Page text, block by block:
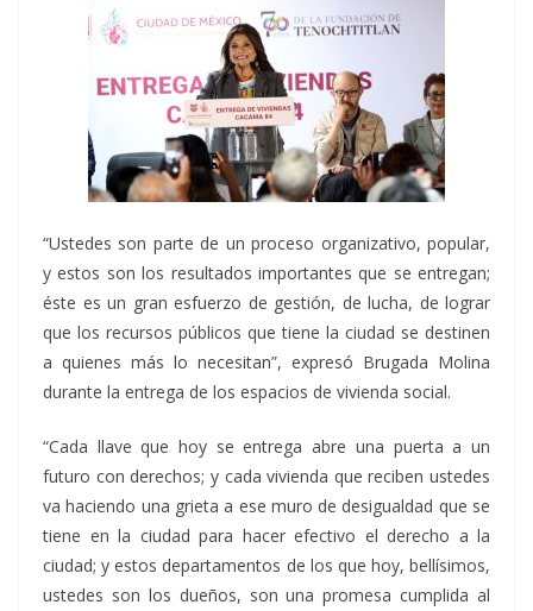
“Ustedes son parte de un proceso organizativo, popular,
y estos son los resultados importantes que se entregan;
éste es un gran esfuerzo de gestión, de lucha, de lograr
que los recursos públicos que tiene la ciudad se destinen
a quienes más lo necesitan”, expresó Brugada Molina
durante la entrega de los espacios de vivienda social.
“Cada llave que hoy se entrega abre una puerta a un
futuro con derechos; y cada vivienda que reciben ustedes
va haciendo una grieta a ese muro de desigualdad que se
tiene en la ciudad para hacer efectivo el derecho a la
ciudad; y estos departamentos de los que hoy, bellísimos,
ustedes son los dueños, son una promesa cumplida al